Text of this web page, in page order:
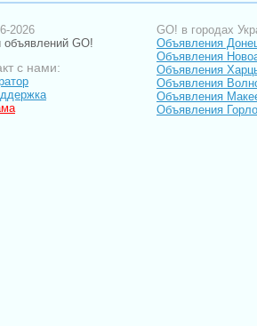
2026
объявлений GO!
с нами:
GO! в городах
Объявления
Объявления
Объявления
Объявления
Объявления
Объявления